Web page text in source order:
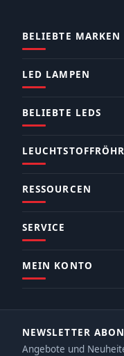
BELIEBTE MARKEN
LED LAMPEN
BELIEBTE LEDS
RESSOURCEN
SERVICE
MEIN KONTO
NEWSLETTER
Angebote und